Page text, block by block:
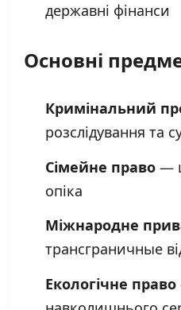
державні фінанси
Основні
Кримінальний
розслідування та
Сімейне право —
опіка
Міжнародне
трансграничные
Екологічне право